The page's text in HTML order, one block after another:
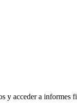
y acceder a informes